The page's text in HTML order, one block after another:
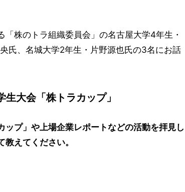
株のトラ組織委員会」の名古屋大学4年生・
氏、名城大学2年生・片野源也氏の3名にお話
大会「株トラカップ」
プ」や上場企業レポートなどの活動を拝見し
えてください。